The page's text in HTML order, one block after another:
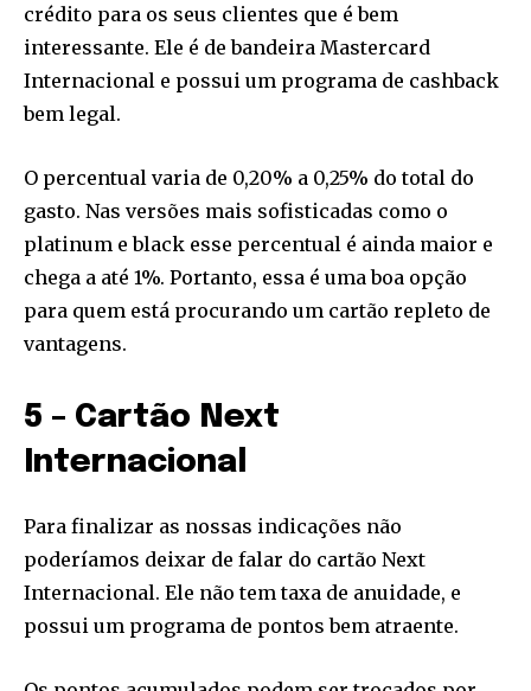
manual_count_instagram=”32111″ instagram=”#” twitch=”#”
manual_count_twitch=”11243″ tiktok=”#”
manual_count_tiktok=”32214″ f_network_font_family=”tt-
primary-font_global” f_counters_font_family=”tt-primary-
font_global”
crédito para os seus clientes que é bem
interessante. Ele é de bandeira Mastercard
Internacional e possui um programa de cashback
bem legal.
O percentual varia de 0,20% a 0,25% do total do
gasto. Nas versões mais sofisticadas como o
platinum e black esse percentual é ainda maior e
chega a até 1%. Portanto, essa é uma boa opção
para quem está procurando um cartão repleto de
vantagens.
5 – Cartão Next
Internacional
Para finalizar as nossas indicações não
poderíamos deixar de falar do cartão Next
Internacional. Ele não tem taxa de anuidade, e
possui um programa de pontos bem atraente.